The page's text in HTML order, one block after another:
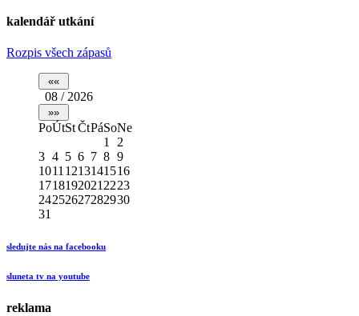
kalendář utkání
Rozpis všech zápasů
08 / 2026
PoÚtStČtPáSoNe
1
2
3 4 5 6 7 8 9
1011 1213141516
1718192021 2223
24252627282930
31
sledujte nás na facebooku
sluneta tv na youtube
reklama